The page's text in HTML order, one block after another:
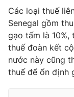
thuận bằng văn
thông tin từ
Các loại thuế
Senegal gồm
gạo tấm là 10%,
thuế đoàn kết
nước này cũng
thuế để ổn định